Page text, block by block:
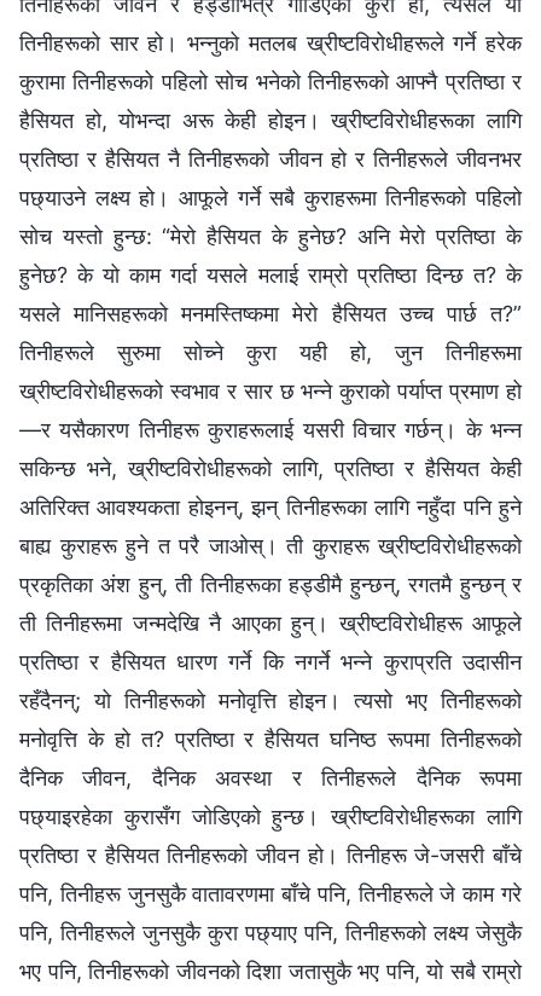
तिनीहरूको सार हो। भन्नुको मतलब ख्रीष्टविरोधीहरूले गर्ने हरेक
कुरामा तिनीहरूको पहिलो सोच भनेको तिनीहरूको आफ्नै प्रतिष्ठा र
हैसियत हो, योभन्दा अरू केही होइन। ख्रीष्टविरोधीहरूका लागि
प्रतिष्ठा र हैसियत नै तिनीहरूको जीवन हो र तिनीहरूले जीवनभर
पछ्याउने लक्ष्य हो। आफूले गर्ने सबै कुराहरूमा तिनीहरूको पहिलो
सोच यस्तो हुन्छ: “मेरो हैसियत के हुनेछ? अनि मेरो प्रतिष्ठा के
हुनेछ? के यो काम गर्दा यसले मलाई राम्रो प्रतिष्ठा दिन्छ त? के
यसले मानिसहरूको मनमस्तिष्कमा मेरो हैसियत उच्च पार्छ त?”
तिनीहरूले सुरुमा सोच्ने कुरा यही हो, जुन तिनीहरूमा
ख्रीष्टविरोधीहरूको स्वभाव र सार छ भन्‍ने कुराको पर्याप्त प्रमाण हो
—र यसैकारण तिनीहरू कुराहरूलाई यसरी विचार गर्छन्। के भन्न
सकिन्छ भने, ख्रीष्टविरोधीहरूको लागि, प्रतिष्ठा र हैसियत केही
अतिरिक्त आवश्यकता होइनन्, झन् तिनीहरूका लागि नहुँदा पनि हुने
बाह्य कुराहरू हुने त परै जाओस्। ती कुराहरू ख्रीष्टविरोधीहरूको
प्रकृतिका अंश हुन्, ती तिनीहरूका हड्डीमै हुन्छन्, रगतमै हुन्छन् र
ती तिनीहरूमा जन्मदेखि नै आएका हुन्। ख्रीष्टविरोधीहरू आफूले
प्रतिष्ठा र हैसियत धारण गर्ने कि नगर्ने भन्ने कुराप्रति उदासीन
रहँदैनन्; यो तिनीहरूको मनोवृत्ति होइन। त्यसो भए तिनीहरूको
मनोवृत्ति के हो त? प्रतिष्ठा र हैसियत घनिष्ठ रूपमा तिनीहरूको
दैनिक जीवन, दैनिक अवस्था र तिनीहरूले दैनिक रूपमा
पछ्याइरहेका कुरासँग जोडिएको हुन्छ। ख्रीष्टविरोधीहरूका लागि
प्रतिष्ठा र हैसियत तिनीहरूको जीवन हो। तिनीहरू जे-जसरी बाँचे
पनि, तिनीहरू जुनसुकै वातावरणमा बाँचे पनि, तिनीहरूले जे काम गरे
पनि, तिनीहरूले जुनसुकै कुरा पछ्याए पनि, तिनीहरूको लक्ष्य जेसुकै
भए पनि, तिनीहरूको जीवनको दिशा जतासुकै भए पनि, यो सबै राम्रो